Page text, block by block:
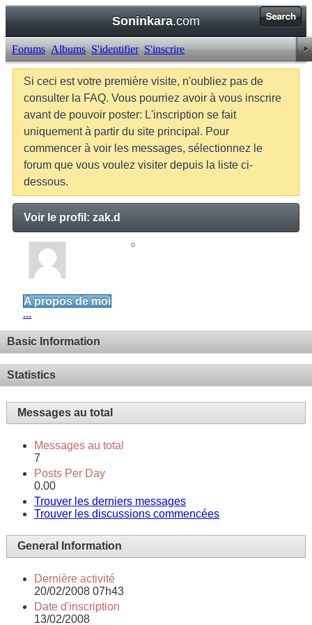
Soninkara.com
Forums Albums S'identifier S'inscrire
Si ceci est votre première visite, n'oubliez pas de
consulter la FAQ. Vous pourriez avoir à vous inscrire
avant de pouvoir poster: L'inscription se fait
uniquement à partir du site principal. Pour
commencer à voir les messages, sélectionnez le
forum que vous voulez visiter depuis la liste ci-
dessous.
Voir le profil: zak.d
A propos de moi
...
Basic Information
Statistics
Messages au total
Messages au total
7
Posts Per Day
0.00
Trouver les derniers messages
Trouver les discussions commencées
General Information
Dernière activité
20/02/2008 07h43
Date d'inscription
13/02/2008